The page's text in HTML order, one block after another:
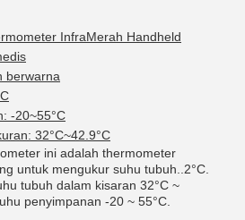
InfraMerah Handheld
berwarna
-20~55°C
32°C~42.9°C
ini adalah thermometer
untuk mengukur suhu tubuh..2°C.
tubuh dalam kisaran 32°C ~
penyimpanan -20 ~ 55°C.